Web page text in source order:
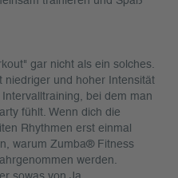
gar nicht als ein solches.
niedriger und hoher Intensität
bei dem man
fühlt. Wenn dich die
Rhythmen erst einmal
warum Zumba® Fitness
werden.